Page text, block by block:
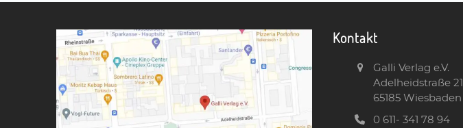
Kontakt
Galli Verlag e.V.
Adelheidstraße 21
65185 Wiesbaden
0 611- 341 78 94